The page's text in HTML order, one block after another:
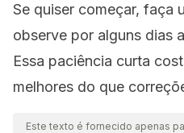
Se quiser começar, faça
observe por alguns dias
Essa paciência curta
melhores do que
Este texto é fornecido apenas